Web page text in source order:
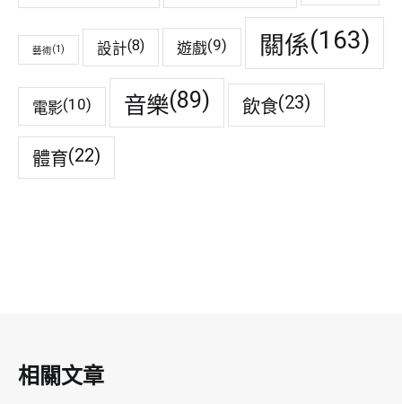
藝術(1) 設計(8) 遊戲(9) 關係(163)
電影(10) 音樂(89) 飲食(23)
體育(22)
相關文章